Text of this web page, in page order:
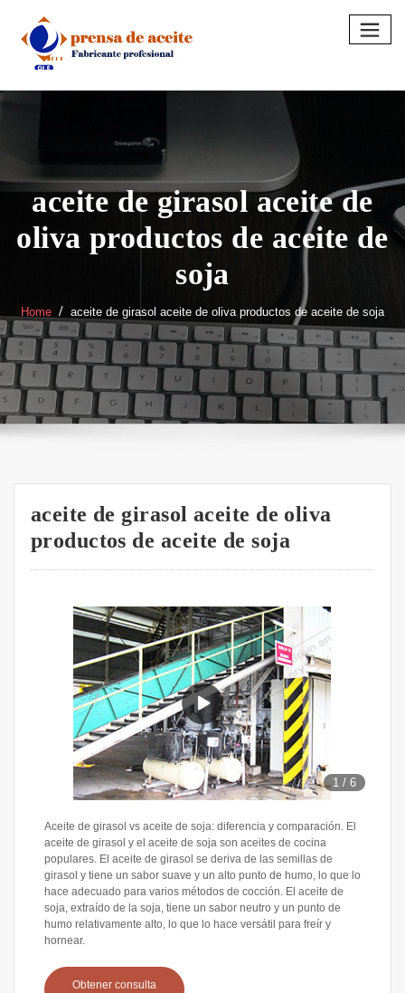
content
aceite de girasol aceite de
oliva productos de aceite de
soja
Home aceite de girasol aceite de oliva productos de aceite de soja
aceite de girasol aceite de oliva
productos de aceite de soja
1 /6
Aceite de girasol vs aceite de soja: diferencia y comparación. El
aceite de girasol y el aceite de soja son aceites de cocina
populares. El aceite de girasol se deriva de las semillas de
girasol y tiene un sabor suave y un alto punto de humo, lo que lo
hace adecuado para varios métodos de cocción. El aceite de
soja, extraído de la soja, tiene un sabor neutro y un punto de
humo relativamente alto, lo que lo hace versátil para freír y
hornear.
Obtener consulta